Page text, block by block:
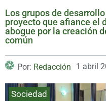
Los grupos de
proyecto que afiance el
abogue por la creación
común
Por: Redacción 1 abril
Sociedad